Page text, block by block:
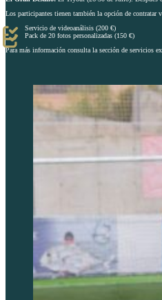
Los participantes tienen también la opción de contratar
Servicio de videoanálisis (200 €)
Pack de 20 fotos personalizadas (150 €)
Para más información consulta la sección de servicios